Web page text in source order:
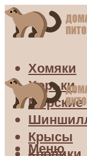
Хомяки
Хорьки
Морские
Крысы
Меню